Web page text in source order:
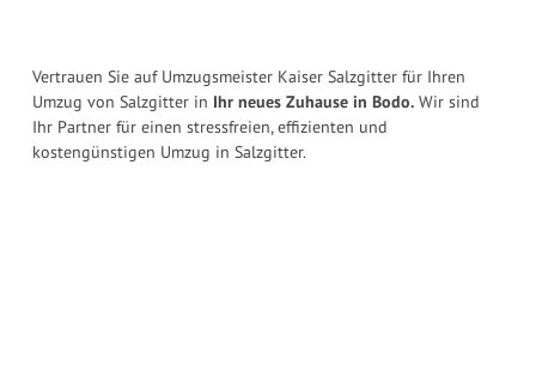
Vertrauen Sie auf Umzugsmeister Kaiser Salzgitter für Ihren
Umzug von Salzgitter in Ihr neues Zuhause in Bodo. Wir sind
Ihr Partner für einen stressfreien, effizienten und
kostengünstigen Umzug in Salzgitter.